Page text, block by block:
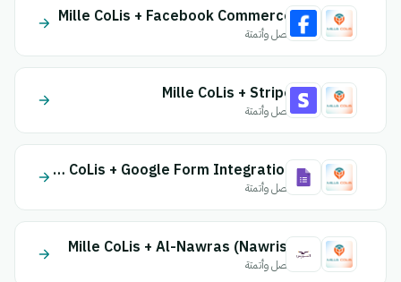
Mille CoLis + Facebook Commerce
اتصل وأتمتة
Mille CoLis + Stripe
اتصل وأتمتة
Mille CoLis + Google Form Integration
اتصل وأتمتة
Mille CoLis + Al-Nawras (Nawris)
اتصل وأتمتة